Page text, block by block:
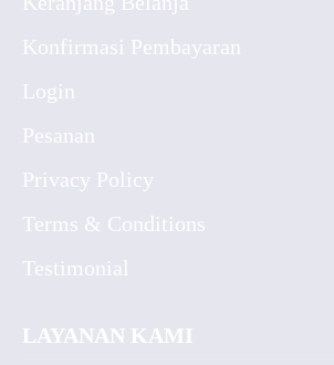
Konfirmasi Pembayaran
Login
Pesanan
Privacy Policy
Terms & Conditions
Testimonial
LAYANAN KAMI